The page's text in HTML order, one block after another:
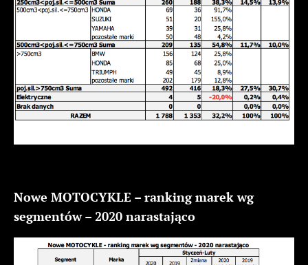
Nowe MOTOCYKLE – ranking marek wg
segmentów – 2020 narastająco